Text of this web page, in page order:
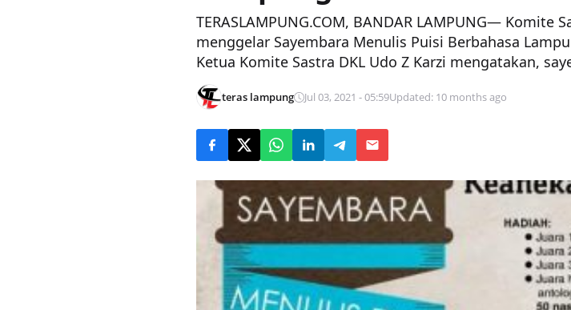
TERASLAMPUNG.COM, BANDAR LAMPUNG— Komite
menggelar Sayembara Menulis Puisi Berbahasa
Ketua Komite Sastra DKL Udo Z Karzi mengatakan,
teras lampung Jul 03, 2021 - 05:59Updated: 10 months ago